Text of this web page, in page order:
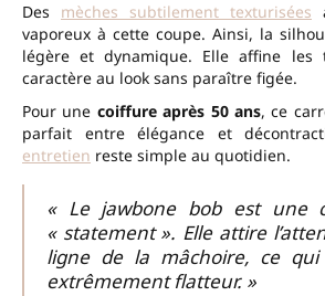
Des mèches subtilement texturisées
vaporeux à cette coupe. Ainsi, la
légère et dynamique. Elle affine
caractère au look sans paraître figée.
Pour une coiffure après 50 ans, ce
parfait entre élégance et
entretien reste simple au quotidien.
« Le jawbone bob est une
« statement ». Elle attire
ligne de la mâchoire, ce
extrêmement flatteur. »